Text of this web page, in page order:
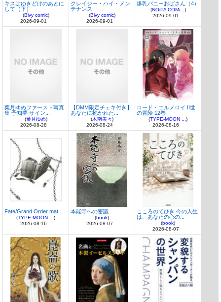
キスはゆきどけのあとに
して（下）
(Bivy comic)
2026-09-01
クレイジー・ハイ・メン
テナンス
(Bivy comic)
2026-09-01
爆乳バニーおばさん（4）
(NOiPA COMi...)
2026-09-01
葉月ゆめファースト写真
集 予知夢 サイン...
(葉月ゆめ)
2026-08-28
【DMM限定チェキ付き】
あなたに抱かれた...
(木南美々)
2026-08-24
ロード・エルメロイ II世
の冒険 12巻
(TYPE-MOON ...)
2026-08-16
Fate/Grand Order mat...
(TYPE-MOON ...)
2026-08-16
本能寺への密議
(book)
2026-08-07
こころのてびき 今の人生
は、あなたの心の...
(book)
2026-08-07